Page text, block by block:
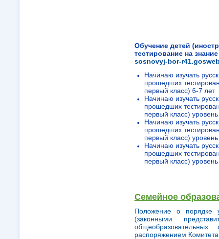
Обучение детей
тестирование на
sosnovyj-bor-
Начинаю изучать
прошедших
первый класс) 6-7 лет
Начинаю изучать
прошедших
первый класс)
Начинаю изучать
прошедших
первый класс)
Начинаю изучать
прошедших
первый класс)
Семейное
Положение о порядке
(законными
общеобразовательных
распоряжением